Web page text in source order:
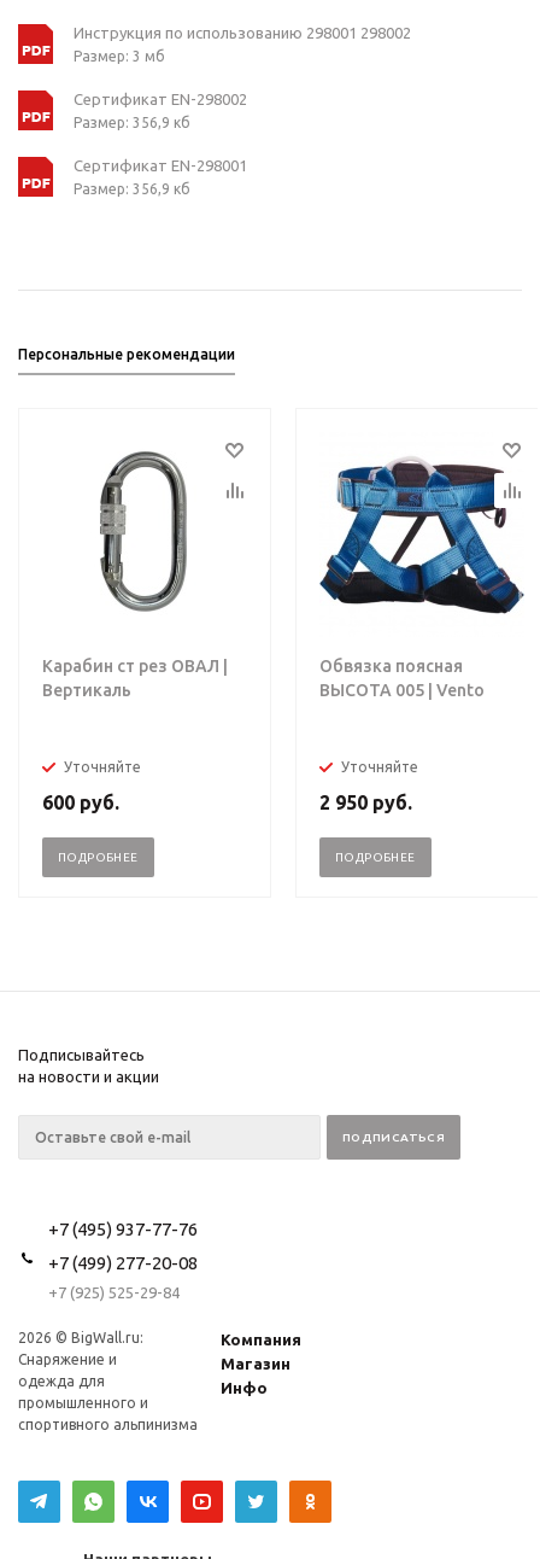
Инструкция по использованию 298001 298002
Размер: 3 мб
Сертификат EN-298002
Размер: 356,9 кб
Сертификат EN-298001
Размер: 356,9 кб
Персональные рекомендации
Карабин ст рез ОВАЛ |
Вертикаль
Уточняйте
600 руб.
ПОДРОБНЕЕ
Обвязка поясная
ВЫСОТА 005 | Vento
Уточняйте
2 950 руб.
ПОДРОБНЕЕ
Подписывайтесь
на новости и акции
+7 (495) 937-77-76
+7 (499) 277-20-08
+7 (925) 525-29-84
2026 © BigWall.ru:
Снаряжение и
одежда для
промышленного и
спортивного альпинизма
Компания
Магазин
Инфо